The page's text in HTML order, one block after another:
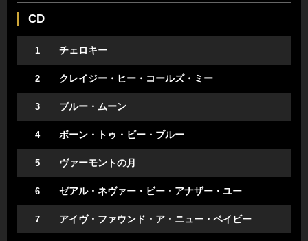
CD
1 チェロキー
2 クレイジー・ヒー・コールズ・ミー
3 ブルー・ムーン
4 ボーン・トゥ・ビー・ブルー
5 ヴァーモントの月
6 ゼアル・ネヴァー・ビー・アナザー・ユー
7 アイヴ・ファウンド・ア・ニュー・ベイビー